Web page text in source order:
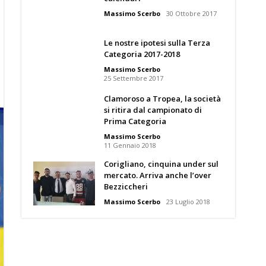
Massimo Scerbo 30 Ottobre 2017
Le nostre ipotesi sulla Terza
Categoria 2017-2018
Massimo Scerbo
25 Settembre 2017
Clamoroso a Tropea, la società
si ritira dal campionato di
Prima Categoria
Massimo Scerbo
11 Gennaio 2018
Corigliano, cinquina under sul
mercato. Arriva anche l’over
Bezziccheri
Massimo Scerbo 23 Luglio 2018